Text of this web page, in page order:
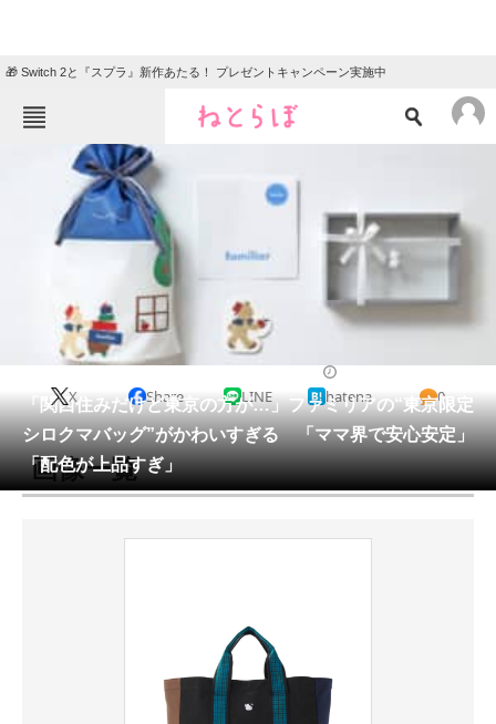
🎁 Switch 2と『スプラ』新作あたる！ プレゼントキャンペーン実施中
ねとらぼメニュー
ニュース
エンタメ
教育・育児
リサーチ
会員記事
メディア
注目記事を集めた総合ページ
ITの今と未来を見通す
進化するPCとデバイスの未来
好きが集まる 比べて選べる
「関西住みだけど東京の方が…」ファミリアの“東京限定
シロクマバッグ”がかわいすぎる 「ママ界で安心安定」
「配色が上品すぎ」
X Share LINE hatena 0
画像一覧